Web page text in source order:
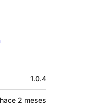
1.0.4
hace 2 meses